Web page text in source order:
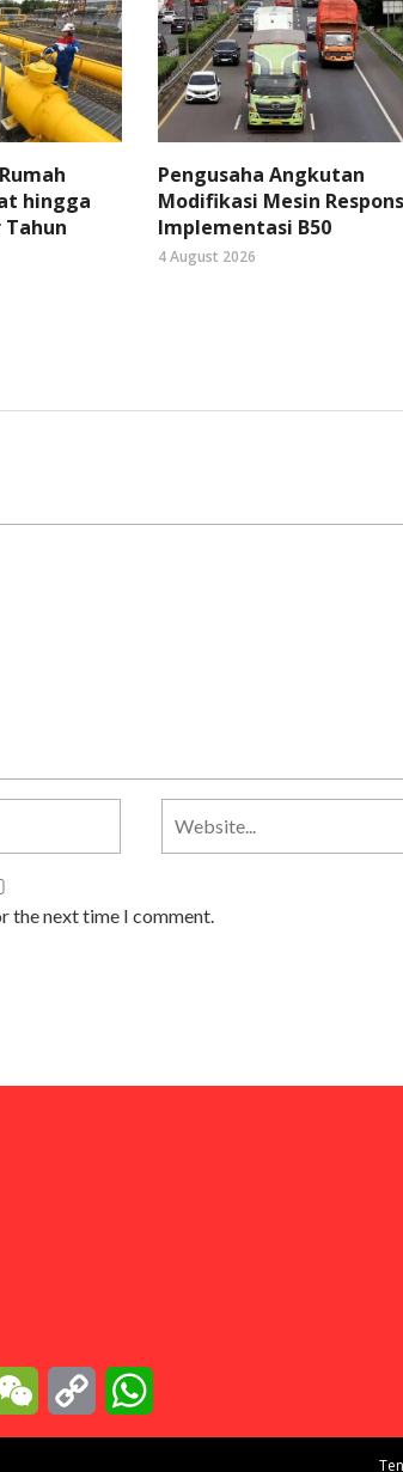
hingga
Tahun
Pengusaha Angkutan
Modifikasi Mesin Respons
Implementasi B50
4 August 2026
the next time I comment.
WeChat Copy
Link